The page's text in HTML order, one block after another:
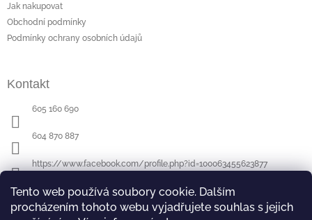
Tento web používá soubory cookie. Dalším
procházením tohoto webu vyjadřujete souhlas s jejich
Jak nakupovat
Obchodní podmínky
Podmínky ochrany osobních údajů
Kontakt
605 160 690
604 870 887
https://www.facebook.com/profile.php?id=100063455623877
Poslední hodnocení produktů